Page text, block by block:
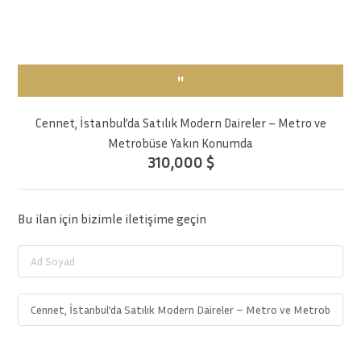
''
Cennet, İstanbul’da Satılık Modern Daireler – Metro ve
Metrobüse Yakın Konumda
310,000 $
Bu ilan için bizimle iletişime geçin